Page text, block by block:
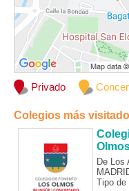
Privado
Colegios más
De Los
Tipo de